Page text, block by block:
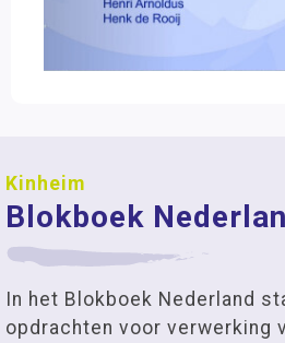
Kinheim
Blokboek
In het Blokboek Nederland
opdrachten voor verwerking